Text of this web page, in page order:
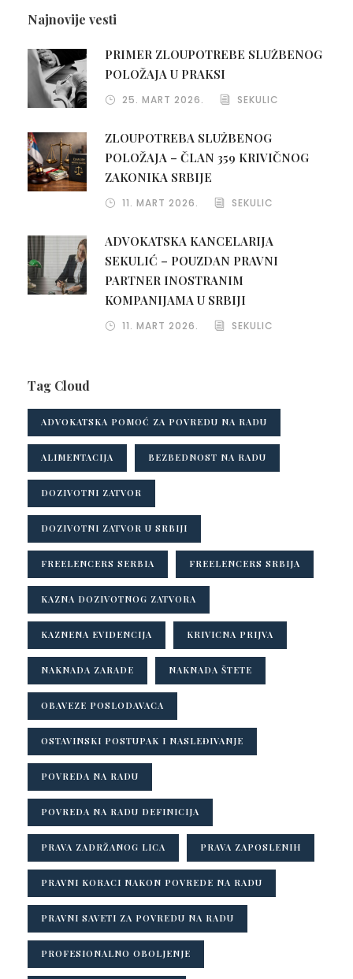
Najnovije vesti
PRIMER ZLOUPOTREBE SLUŽBENOG
POLOŽAJA U PRAKSI
25. MART 2026. SEKULIC
ZLOUPOTREBA SLUŽBENOG
POLOŽAJA – ČLAN 359 KRIVIČNOG
ZAKONIKA SRBIJE
11. MART 2026. SEKULIC
ADVOKATSKA KANCELARIJA
SEKULIĆ – POUZDAN PRAVNI
PARTNER INOSTRANIM
KOMPANIJAMA U SRBIJI
11. MART 2026. SEKULIC
Tag Cloud
ADVOKATSKA POMOĆ ZA POVREDU NA RADU
ALIMENTACIJA BEZBEDNOST NA RADU
DOZIVOTNI ZATVOR
DOZIVOTNI ZATVOR U SRBIJI
FREELENCERS SERBIA FREELENCERS SRBIJA
KAZNA DOZIVOTNOG ZATVORA
KAZNENA EVIDENCIJA KRIVICNA PRIJVA
NAKNADA ZARADE NAKNADA ŠTETE
OBAVEZE POSLODAVACA
OSTAVINSKI POSTUPAK I NASLEĐIVANJE
POVREDA NA RADU
POVREDA NA RADU DEFINICIJA
PRAVA ZADRŽANOG LICA PRAVA ZAPOSLENIH
PRAVNI KORACI NAKON POVREDE NA RADU
PRAVNI SAVETI ZA POVREDU NA RADU
PROFESIONALNO OBOLJENJE